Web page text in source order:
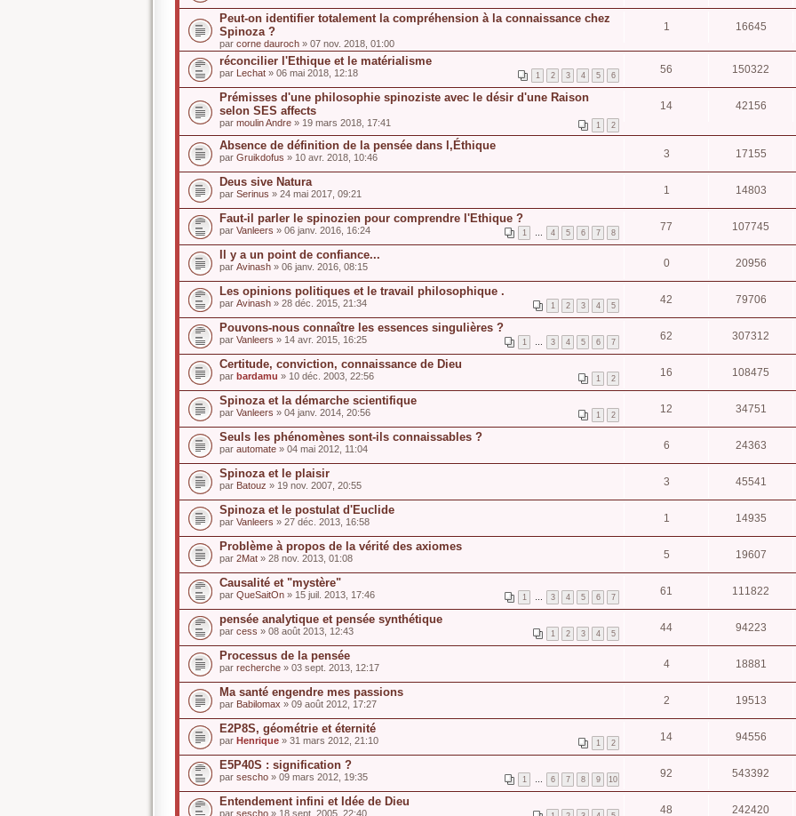
Peut-on identifier totalement la compréhension à la connaissance chez
Spinoza ?
par corne dauroch » 07 nov. 2018, 01:00
1 16645
réconcilier l'Ethique et le matérialisme
1 2 3 4 5 6
par Lechat » 06 mai 2018, 12:18 56 150322
Prémisses d'une philosophie spinoziste avec le désir d'une Raison
selon SES affects
1 2
par moulin Andre » 19 mars 2018, 17:41
14 42156
Absence de définition de la pensée dans l,Éthique
par Gruikdofus » 10 avr. 2018, 10:46 3 17155
Deus sive Natura
par Serinus » 24 mai 2017, 09:21 1 14803
Faut-il parler le spinozien pour comprendre l'Ethique ?
1 … 4 5 6 7 8
par Vanleers » 06 janv. 2016, 16:24 77 107745
Il y a un point de confiance...
par Avinash » 06 janv. 2016, 08:15 0 20956
Les opinions politiques et le travail philosophique .
1 2 3 4 5
par Avinash » 28 déc. 2015, 21:34 42 79706
Pouvons-nous connaître les essences singulières ?
1 … 3 4 5 6 7
par Vanleers » 14 avr. 2015, 16:25 62 307312
Certitude, conviction, connaissance de Dieu
1 2
par bardamu » 10 déc. 2003, 22:56 16 108475
Spinoza et la démarche scientifique
1 2
par Vanleers » 04 janv. 2014, 20:56 12 34751
Seuls les phénomènes sont-ils connaissables ?
par automate » 04 mai 2012, 11:04 6 24363
Spinoza et le plaisir
par Batouz » 19 nov. 2007, 20:55 3 45541
Spinoza et le postulat d'Euclide
par Vanleers » 27 déc. 2013, 16:58 1 14935
Problème à propos de la vérité des axiomes
par 2Mat » 28 nov. 2013, 01:08 5 19607
Causalité et "mystère"
1 … 3 4 5 6 7
par QueSaitOn » 15 juil. 2013, 17:46 61 111822
pensée analytique et pensée synthétique
1 2 3 4 5
par cess » 08 août 2013, 12:43 44 94223
Processus de la pensée
par recherche » 03 sept. 2013, 12:17 4 18881
Ma santé engendre mes passions
par Babilomax » 09 août 2012, 17:27 2 19513
E2P8S, géométrie et éternité
1 2
par Henrique » 31 mars 2012, 21:10 14 94556
E5P40S : signification ?
1 … 6 7 8 9 10
par sescho » 09 mars 2012, 19:35 92 543392
Entendement infini et Idée de Dieu
par sescho » 18 sept. 2005, 22:40 48 242420